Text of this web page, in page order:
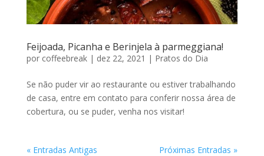
Feijoada, Picanha e Berinjela à parmeggiana!
por coffeebreak| dez 22, 2021 | Pratos do Dia
Se não puder vir ao restaurante ou estiver trabalhando
de casa, entre em contato para conferir nossa área de
cobertura, ou se puder, venha nos visitar!
« Entradas Antigas Próximas Entradas »